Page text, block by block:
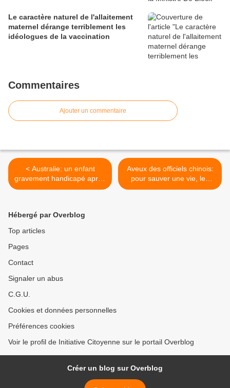
Le caractère naturel de l'allaitement
maternel dérange terriblement les
idéologues de la vaccination
Commentaires
Ajouter un commentaire
< Australie: un enfant
gravement handicapé après
un vaccin; le fabricant nie
Aveux des officiels chinois:
pour sauver une vie, les
vaccins handicapent 1000
Hébergé par Overblog
Top articles
Pages
Contact
Signaler un abus
C.G.U.
Cookies et données personnelles
Préférences cookies
Voir le profil de Initiative Citoyenne sur le portail Overblog
Créer un blog sur Overblog